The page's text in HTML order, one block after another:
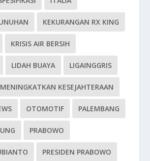
KEKURANGAN RX KING
KRISIS AIR BERSIH
LIDAH BUAYA LIGAINGGRIS
MENINGKATKAN KESEJAHTERAAN
OTOMOTIF PALEMBANG
PRABOWO
PRESIDEN PRABOWO